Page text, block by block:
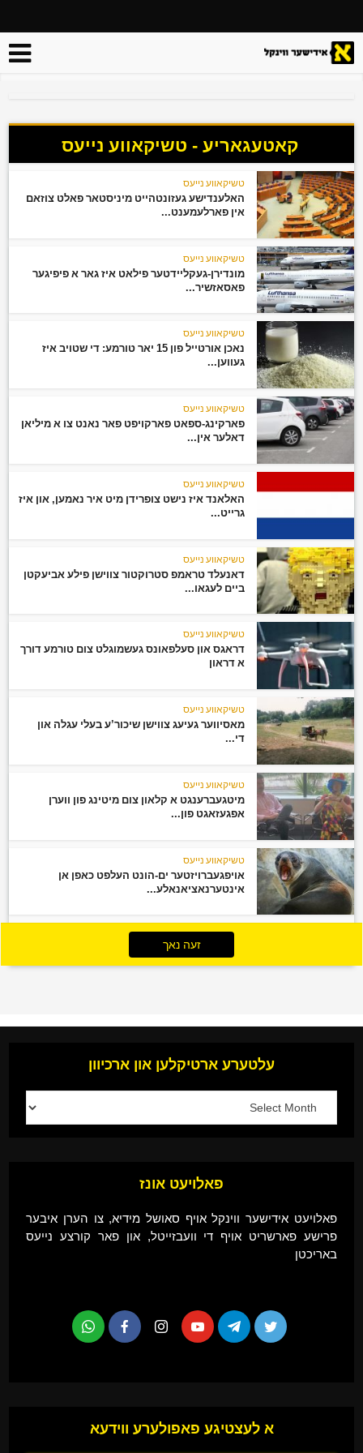
קאטעגאריע - טשיקאווע נייעס
טשיקאווע נייעס
האלענדישע געזונטהייט מיניסטאר פאלט צוזאם
אין פארלעמענט...
טשיקאווע נייעס
מונדירן-געקליידטער פילאט איז גאר א פיפיגער
פאסאזשיר...
טשיקאווע נייעס
נאכן אורטייל פון 15 יאר טורמע: די שטויב איז
געווען...
טשיקאווע נייעס
פארקינג-ספאט פארקויפט פאר נאנט צו א מיליאן
דאלער אין...
טשיקאווע נייעס
האלאנד איז נישט צופרידן מיט איר נאמען, און איז
גרייט...
טשיקאווע נייעס
דאנעלד טראמפ סטרוקטור צווישן פילע אביעקטן
ביים לעגאו...
טשיקאווע נייעס
דראגס און סעלפאונס געשמוגלט צום טורמע דורך
א דראון
טשיקאווע נייעס
מאסיווער געיעג צווישן שיכור’ע בעלי עגלה און
די...
טשיקאווע נייעס
מיטגעברענגט א קלאון צום מיטינג פון ווערן
אפגעזאגט פון...
טשיקאווע נייעס
אויפגעברויזטער ים-הונט העלפט כאפן אן
אינטערנאציאנאלע...
זעה נאך
עלטערע ארטיקלען און ארכיוון
פאלויעט אונז
פאלויעט אידישער ווינקל אויף סאושל מידיא, צו הערן איבער
פרישע פארשריט אויף די וועבזייטל, און פאר קורצע נייעס
באריכטן
א לעצטיגע פאפולערע ווידעא